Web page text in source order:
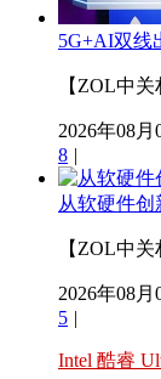
5G+AI双线
【ZOL中
2026年08月
8 |
从软硬件
【ZOL中
2026年08月
5 |
Intel 酷睿